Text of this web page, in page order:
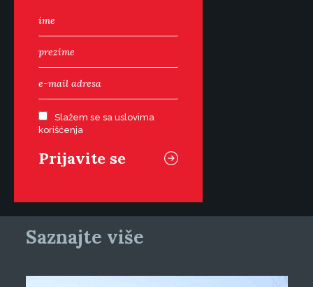
Slažem se sa uslovima
korišćenja
Saznajte više